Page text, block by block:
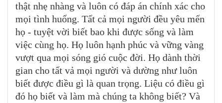
thật nhẹ nhàng và luôn có đáp án chính xác cho
mọi tình huống. Tất cả mọi người đều yêu mến
họ - tuyệt vời biết bao khi được sống và làm
việc cùng họ. Họ luôn hạnh phúc và vững vàng
vượt qua mọi sóng gió cuộc đời. Họ dành thời
gian cho tất vả mọi người và dường như luôn
biết được điều gì là quan trọng. Liệu có điều gì
đó họ biết và làm mà chúng ta không biết? Và